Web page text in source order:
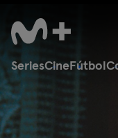
SeriesCineFútbol